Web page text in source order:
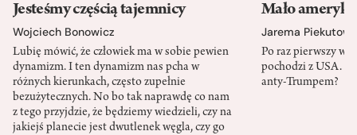
Jesteśmy częścią tajemnicy
Wojciech Bonowicz
Lubię mówić, że człowiek ma w sobie pewien
dynamizm. I ten dynamizm nas pcha w
różnych kierunkach, często zupełnie
bezużytecznych. No bo tak naprawdę co nam
z tego przyjdzie, że będziemy wiedzieli, czy na
jakiejś planecie jest dwutlenek węgla, czy go
Mało
Jarema
Po raz pierwszy w
pochodzi z USA.
anty-Trumpem?